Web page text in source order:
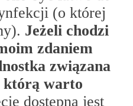
(o której
Jeżeli chodzi
zdaniem
związana
którą warto
dostępna jest